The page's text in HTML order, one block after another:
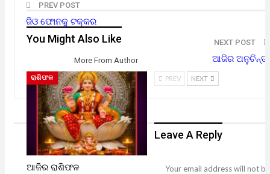
PREV POST
ଜିଓ ଫୋନକୁ ଟକ୍କର
NEXT POST
ଆଜିର ଅନୁଚିନ୍ତା
You Might Also Like
More From Author
ରାଶିଫଳ
ଆଜିର ରାଶିଫଳ
PREV NEXT
Leave A Reply
Your email address will not be